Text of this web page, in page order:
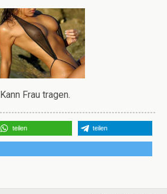
Kann Frau tragen.
teilen teilen